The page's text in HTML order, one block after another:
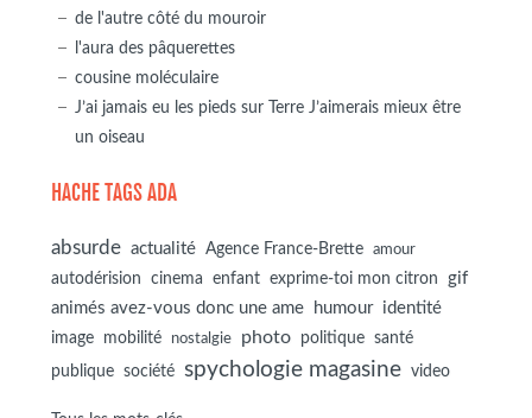
de l'autre côté du mouroir
l'aura des pâquerettes
cousine moléculaire
J’ai jamais eu les pieds sur Terre J’aimerais mieux être
un oiseau
HACHE TAGS ADA
absurde actualité Agence France-Brette amour
autodérision cinema enfant exprime-toi mon citron
gif
animés avez-vous donc une ame
humour identité
image mobilité nostalgie photo politique
santé
publique
société spychologie magasine video